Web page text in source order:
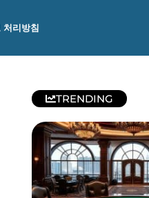
처리방침
TRENDING